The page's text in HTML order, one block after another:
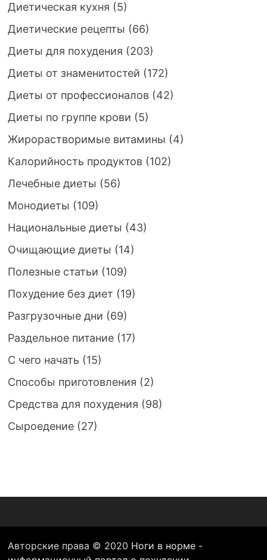
Диетическая кухня (5)
Диетические рецепты (66)
Диеты для похудения (203)
Диеты от знаменитостей (172)
Диеты от профессионалов(42)
Диеты по группе крови (5)
Жирорастворимые витамины (4)
Калорийность продуктов(102)
Лечебные диеты (56)
Монодиеты (109)
Национальные диеты (43)
Очищающие диеты (14)
Полезные статьи (109)
Похудение без диет (19)
Разгрузочные дни (69)
Раздельное питание(17)
С чего начать (15)
Способы приготовления (2)
Средства для похудения (98)
Сыроедение(27)
Авторские права © 2020 Ноги в норме -